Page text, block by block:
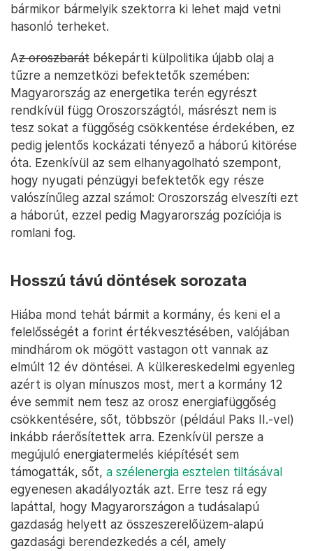
bármikor bármelyik szektorra ki lehet majd vetni
hasonló terheket.
Az oroszbarát békepárti külpolitika újabb olaj a
tűzre a nemzetközi befektetők szemében:
Magyarország az energetika terén egyrészt
rendkívül függ Oroszországtól, másrészt nem is
tesz sokat a függőség csökkentése érdekében, ez
pedig jelentős kockázati tényező a háború kitörése
óta. Ezenkívül az sem elhanyagolható szempont,
hogy nyugati pénzügyi befektetők egy része
valószínűleg azzal számol: Oroszország elveszíti ezt
a háborút, ezzel pedig Magyarország pozíciója is
romlani fog.
Hosszú távú döntések sorozata
Hiába mond tehát bármit a kormány, és keni el a
felelősségét a forint értékvesztésében, valójában
mindhárom ok mögött vastagon ott vannak az
elmúlt 12 év döntései. A külkereskedelmi egyenleg
azért is olyan mínuszos most, mert a kormány 12
éve semmit nem tesz az orosz energiafüggőség
csökkentésére, sőt, többször (például Paks II.-vel)
inkább ráerősítettek arra. Ezenkívül persze a
megújuló energiatermelés kiépítését sem
támogatták, sőt, a szélenergia esztelen tiltásával
egyenesen akadályozták azt. Erre tesz rá egy
lapáttal, hogy Magyarországon a tudásalapú
gazdaság helyett az összeszerelőüzem-alapú
gazdasági berendezkedés a cél, amely